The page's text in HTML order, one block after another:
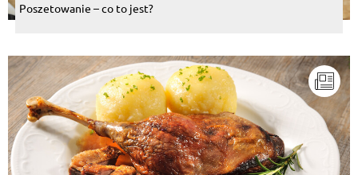
Poszetowanie – co to jest?